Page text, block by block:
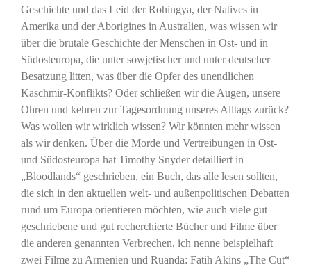
Geschichte und das Leid der Rohingya, der Natives in
Amerika und der Aborigines in Australien, was wissen wir
über die brutale Geschichte der Menschen in Ost- und in
Südosteuropa, die unter sowjetischer und unter deutscher
Besatzung litten, was über die Opfer des unendlichen
Kaschmir-Konflikts? Oder schließen wir die Augen, unsere
Ohren und kehren zur Tagesordnung unseres Alltags zurück?
Was wollen wir wirklich wissen? Wir könnten mehr wissen
als wir denken. Über die Morde und Vertreibungen in Ost-
und Südosteuropa hat Timothy Snyder detailliert in
„Bloodlands“ geschrieben, ein Buch, das alle lesen sollten,
die sich in den aktuellen welt- und außenpolitischen Debatten
rund um Europa orientieren möchten, wie auch viele gut
geschriebene und gut recherchierte Bücher und Filme über
die anderen genannten Verbrechen, ich nenne beispielhaft
zwei Filme zu Armenien und Ruanda: Fatih Akins „The Cut“